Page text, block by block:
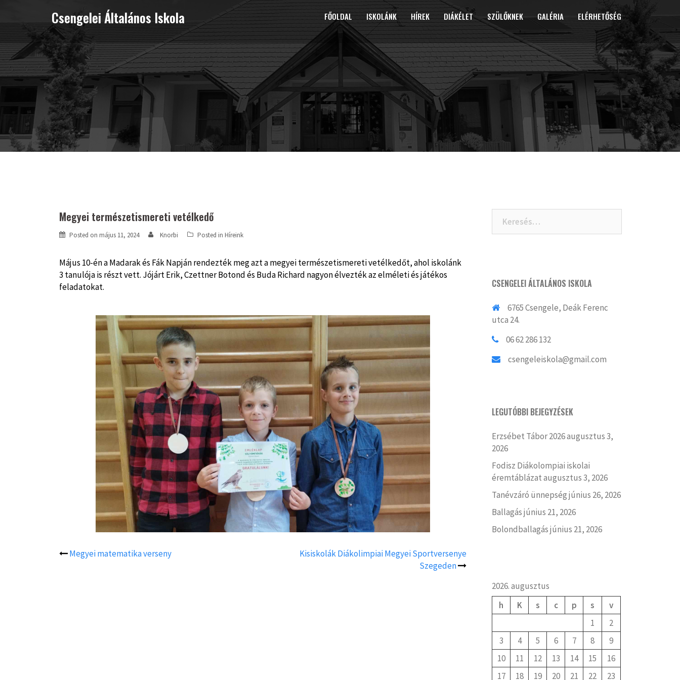
content
Csengelei Általános Iskola FŐOLDAL ISKOLÁNK HÍREK DIÁKÉLET SZÜLŐKNEK GALÉRIA ELÉRHETŐSÉG
Megyei természetismereti vetélkedő
Posted on május 11, 2024 Knorbi Posted in Híreink
Május 10-én a Madarak és Fák Napján rendezték meg azt a megyei természetismereti vetélkedőt, ahol iskolánk
3 tanulója is részt vett. Jójárt Erik, Czettner Botond és Buda Richard nagyon élvezték az elméleti és játékos
feladatokat.
Post
Megyei matematika verseny
Kisiskolák Diákolimpiai Megyei Sportversenye
Szegeden
CSENGELEI ÁLTALÁNOS ISKOLA
6765 Csengele, Deák Ferenc
utca 24.
06 62 286 132
csengeleiskola@gmail.com
LEGUTÓBBI BEJEGYZÉSEK
Erzsébet Tábor 2026augusztus 3,
2026
Fodisz Diákolompiai iskolai
éremtáblázataugusztus 3, 2026
Tanévzáró ünnepségjúnius 26, 2026
Ballagásjúnius 21, 2026
Bolondballagásjúnius 21, 2026
2026. augusztus
h
K s c p s
v
1
2
3
4 5 6 7 8
9
10
11 12 13 14 15
16
17
18 19 20 21 22 23